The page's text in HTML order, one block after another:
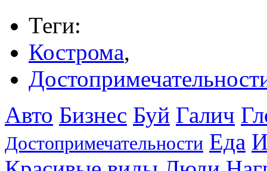
Теги:
Кострома,
Авто Бизнес Буй Галич
Достопримечательности Еда